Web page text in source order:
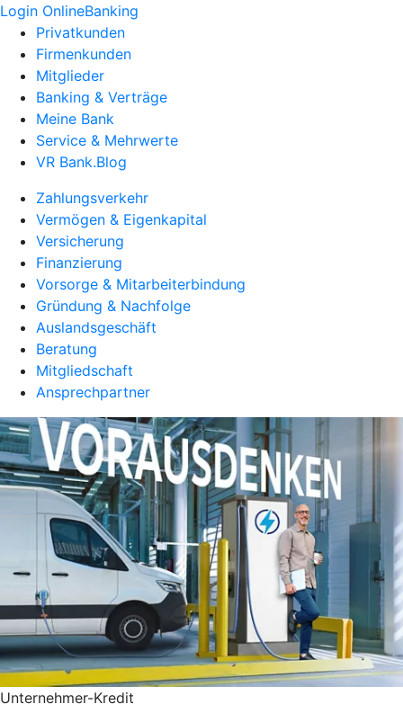
Login OnlineBanking
Privatkunden
Firmenkunden
Mitglieder
Banking & Verträge
Meine Bank
Service & Mehrwerte
VR Bank.Blog
Zahlungsverkehr
Vermögen & Eigenkapital
Versicherung
Finanzierung
Vorsorge & Mitarbeiterbindung
Gründung & Nachfolge
Auslandsgeschäft
Beratung
Mitgliedschaft
Ansprechpartner
Unternehmer-Kredit